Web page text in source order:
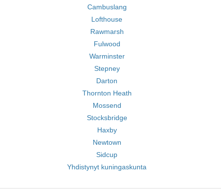
Cambuslang
Lofthouse
Rawmarsh
Fulwood
Warminster
Stepney
Darton
Thornton Heath
Mossend
Stocksbridge
Haxby
Newtown
Sidcup
Yhdistynyt kuningaskunta